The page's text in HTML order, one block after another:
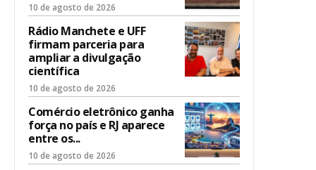
10 de agosto de 2026
Rádio Manchete e UFF
firmam parceria para
ampliar a divulgação
científica
10 de agosto de 2026
Comércio eletrônico ganha
força no país e RJ aparece
entre os...
10 de agosto de 2026